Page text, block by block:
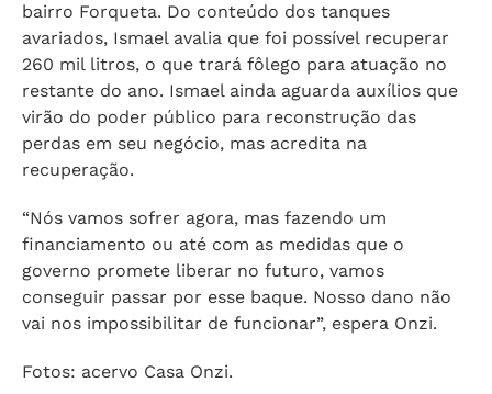
bairro Forqueta. Do conteúdo dos tanques
avariados, Ismael avalia que foi possível recuperar
260 mil litros, o que trará fôlego para atuação no
restante do ano. Ismael ainda aguarda auxílios que
virão do poder público para reconstrução das
perdas em seu negócio, mas acredita na
recuperação.
“Nós vamos sofrer agora, mas fazendo um
financiamento ou até com as medidas que o
governo promete liberar no futuro, vamos
conseguir passar por esse baque. Nosso dano não
vai nos impossibilitar de funcionar”, espera Onzi.
Fotos: acervo Casa Onzi.